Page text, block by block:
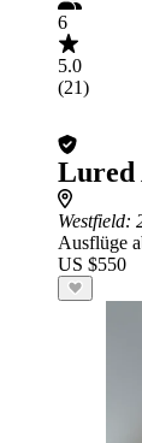
6
5.0
(21)
Lured
Westfield:
Ausflüge
US $550